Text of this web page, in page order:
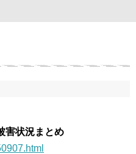
害状況まとめ